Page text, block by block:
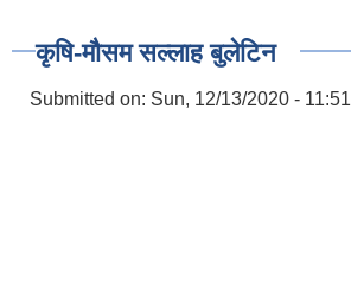
कृषि-मौसम सल्लाह बुलेटिन
Submitted on: Sun, 12/13/2020 - 11:51